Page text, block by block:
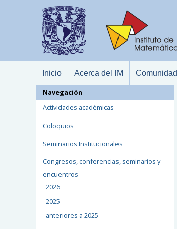
Inicio Acerca del IM Comunidad
Navegación
Actividades académicas
Coloquios
Seminarios Institucionales
Congresos, conferencias, seminarios y
encuentros
2026
2025
anteriores a 2025